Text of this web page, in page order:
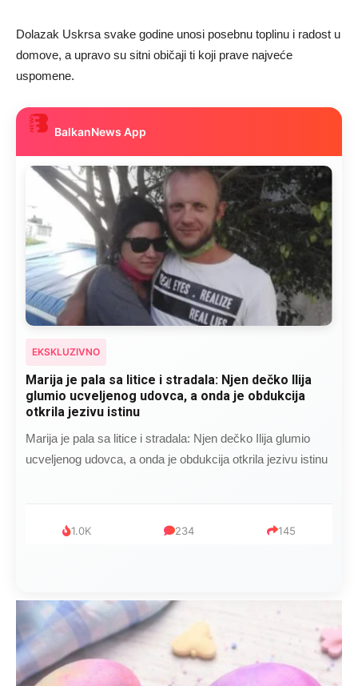
Dolazak Uskrsa svake godine unosi posebnu toplinu i radost u
domove, a upravo su sitni običaji ti koji prave najveće
uspomene.
BalkanNews App
EKSKLUZIVNO
Kad se Marin suprug razbolio ona ga kupala,
pelene mu mijenjala: Jedno jutro je poslao po
čokoladu..
Kad se Marin suprug razbolio ona ga kupala, pelene mu
mijenjala: Jedno jutro je poslao po čokoladu..
999 321 234